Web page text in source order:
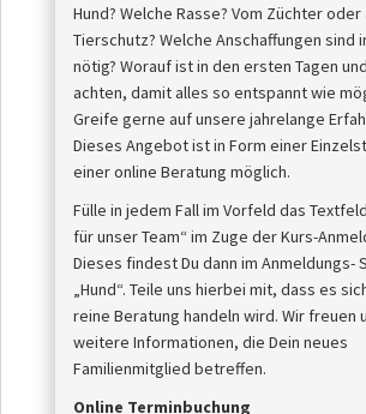
Hund? Welche Rasse? Vom Züchter oder
Tierschutz? Welche Anschaffungen sind
nötig? Worauf ist in den ersten Tagen
achten, damit alles so entspannt wie
Greife gerne auf unsere jahrelange
Dieses Angebot ist in Form einer
einer online Beratung möglich.
Fülle in jedem Fall im Vorfeld das
für unser Team“ im Zuge der Kurs-
Dieses findest Du dann im Anmeldungs-
„Hund“. Teile uns hierbei mit, dass es
reine Beratung handeln wird. Wir freuen
weitere Informationen, die Dein neues
Familienmitglied betreffen.
Online Terminbuchung